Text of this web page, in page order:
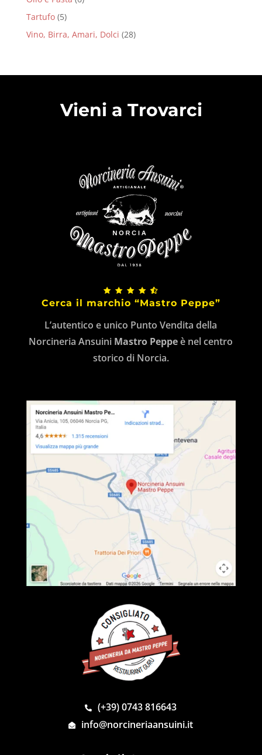
Tartufo (5)
Vino, Birra, Amari, Dolci (28)
Vieni a Trovarci
Cerca il marchio “Mastro Peppe”
L’autentico e unico Punto Vendita della
Norcineria Ansuini Mastro Peppeè nel centro
storico di Norcia.
(+39) 0743 816643
info@norcineriaansuini.it